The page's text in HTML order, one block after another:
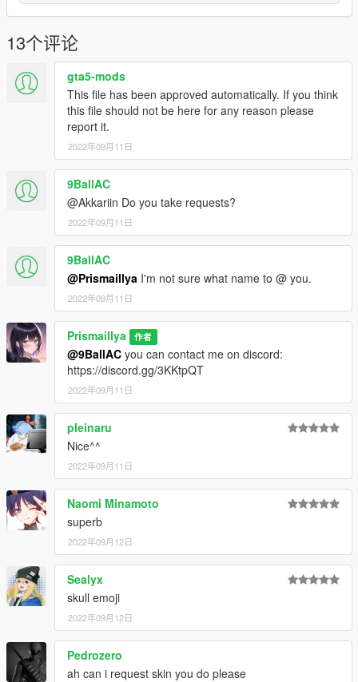
13个评论
gta5-mods
This file has been approved automatically. If you think
this file should not be here for any reason please
report it.
2022年09月11日
9BallAC
@Akkariin Do you take requests?
2022年09月11日
9BallAC
@Prismaillya I'm not sure what name to @ you.
2022年09月11日
Prismaillya 作者
@9BallAC you can contact me on discord:
https://discord.gg/3KKtpQT
2022年09月11日
pleinaru
Nice^^
2022年09月11日
Naomi Minamoto
superb
2022年09月12日
Sealyx
skull emoji
2022年09月12日
Pedrozero
ah can i request skin you do please